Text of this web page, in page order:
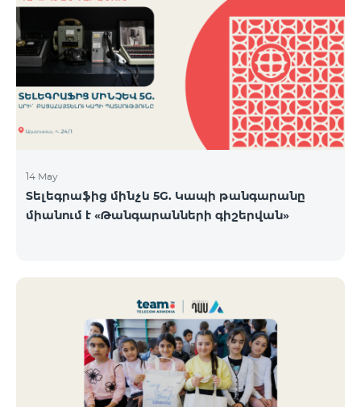
14 May
Տելեգրաֆից մինչև 5G. Կապի թանգարանը
միանում է «Թանգարանների գիշերվան»